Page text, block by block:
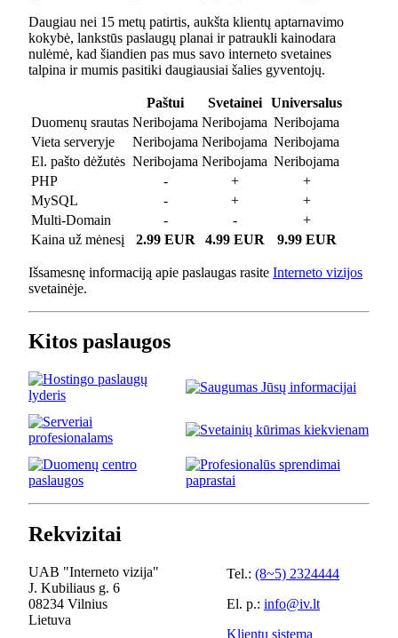
Daugiau nei 15 metų patirtis, aukšta klientų aptarnavimo
kokybė, lankstūs paslaugų planai ir patraukli kainodara
nulėmė, kad šiandien pas mus savo interneto svetaines
talpina ir mumis pasitiki daugiausiai šalies gyventojų.
Paštui Svetainei
Universalus
Duomenų srautas Neribojama Neribojama Neribojama
Vieta serveryje
Neribojama Neribojama Neribojama
El. pašto dėžutės Neribojama Neribojama Neribojama
PHP
- +
+
MySQL
- +
+
Multi-Domain
- -
+
Kaina už mėnesį
2.99 EUR 4.99 EUR 9.99 EUR
Išsamesnę informaciją apie paslaugas rasite Interneto vizijos
svetainėje.
Kitos paslaugos
Rekvizitai
UAB "Interneto vizija"
J. Kubiliaus g. 6
08234 Vilnius
Lietuva
Tel.: (8~5) 2324444
El. p.: info@iv.lt
Klientų sistema